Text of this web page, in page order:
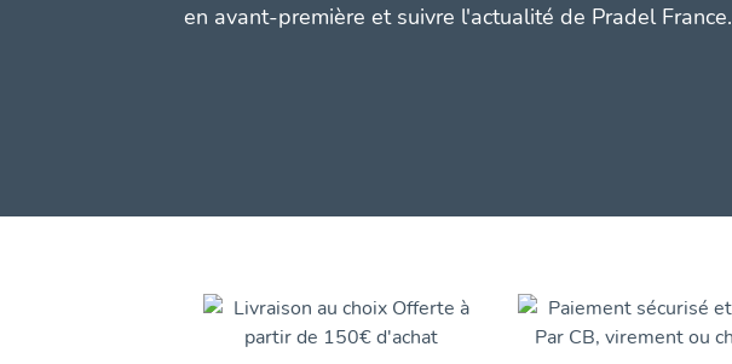
en avant-première et suivre l'actualité de Pradel France.